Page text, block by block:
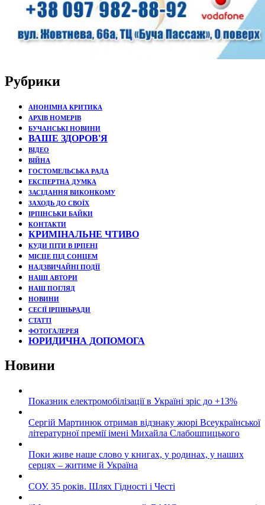
Рубрики
АНОНІМНА КРИТИКА
АРХІВ НОМЕРІВ
БУЧАНСЬКІ НОВИНИ
ВАШЕ ЗДОРОВ'Я
ВІДЕО
ВІЙНА
ГОСТОМЕЛЬСЬКА РАДА
ЕКСПЕРТНА ДУМКА
ЗАСІДАННЯ ВИКОНКОМУ
ЗАХОДЬ ДО СВОЇХ
ІРПІНСЬКИ БАЙКИ
КОНТАКТИ
КРИМІНАЛЬНЕ ЧТИВО
КУДИ ПІТИ В ІРПЕНІ
МІСЦЕ ПІД СОНЦЕМ
НАДЗВИЧАЙНІ ПОДЇЇ
НАШІ АВТОРИ
НАШ ПОГЛЯД
НОВИНИ
СЕСІЇ ІРПІНЬРАДИ
СТАТТІ
ФОТОГАЛЕРЕЯ
ЮРИДИЧНА ДОПОМОГА
Новини
Показник електромобілізації в Україні зріс до +13%
Сергій Мартинюк отримав відзнаку жюрі Всеукраїнської
літературної премії імені Михайла Слабошпицького
Поки живе наше слово у книгах, у родинах, у наших
серцях – житиме й Україна
СОУ. 35 років. Шлях Гідності і Честі